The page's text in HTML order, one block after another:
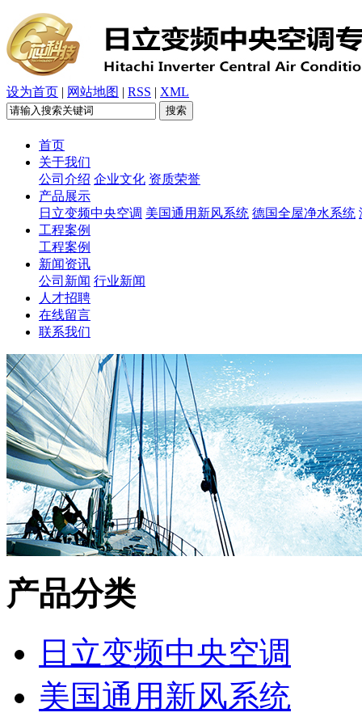
设为首页 | 网站地图 | RSS | XML
首页
关于我们
公司介绍 企业文化 资质荣誉
产品展示
日立变频中央空调 美国通用新风系统 德国全屋净水系统
工程案例
工程案例
新闻资讯
公司新闻 行业新闻
人才招聘
在线留言
联系我们
产品分类
日立变频中央空调
美国通用新风系统